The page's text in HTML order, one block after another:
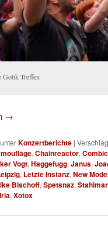
Gotik Treffen
→
Konzertberichte |
, Chainreactor,
Vogt, Haggefugg, Janus,
, Letzte Instanz, New
Bischoff, Spetsnaz,
, Xotox